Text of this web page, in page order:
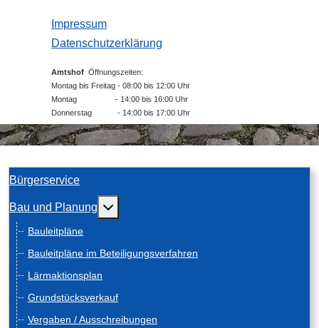
Impressum
Datenschutzerklärung
Amtshof Öffnungszeiten:
Montag bis Freitag - 08:00 bis 12:00 Uhr
Montag - 14:00 bis 16:00 Uhr
Donnerstag - 14:00 bis 17:00 Uhr
Bürgerservice
Bau und Planung Weitere Informationen: Bau und Planung
Bauleitpläne
Bauleitpläne im Beteiligungsverfahren
Lärmaktionsplan
Grundstücksverkauf
Vergaben / Ausschreibungen